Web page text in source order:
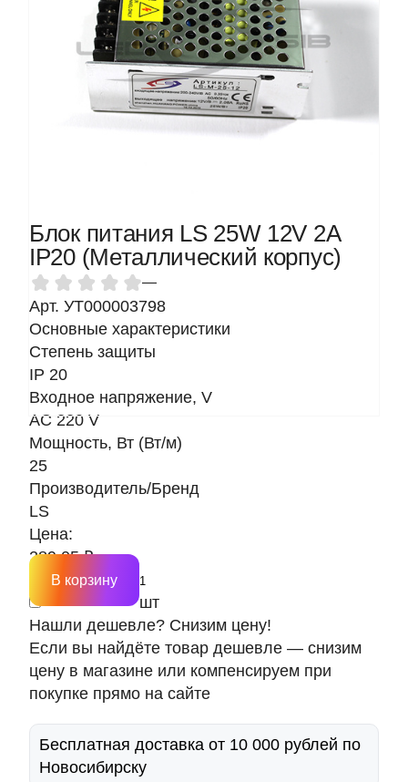
Блок питания LS 25W 12V 2A
IP20 (Металлический корпус)
—
Арт. УТ000003798
Основные характеристики
Степень защиты
IP 20
Входное напряжение, V
AC 220 V
Мощность, Вт (Вт/м)
25
Производитель/Бренд
LS
Цена:
289.05 ₽
шт
В корзину
Нашли дешевле? Снизим цену!
Если вы найдёте товар дешевле — снизим
цену в магазине или компенсируем при
покупке прямо на сайте
Бесплатная доставка от 10 000 рублей по
Новосибирску